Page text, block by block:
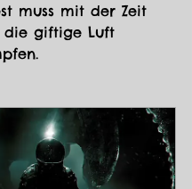
muss mit der Zeit
die giftige Luft